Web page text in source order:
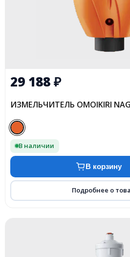
29 188₽
ИЗМЕЛЬЧИТЕЛЬ OMOIKIRI
В наличии
В корзину
Подробнее о